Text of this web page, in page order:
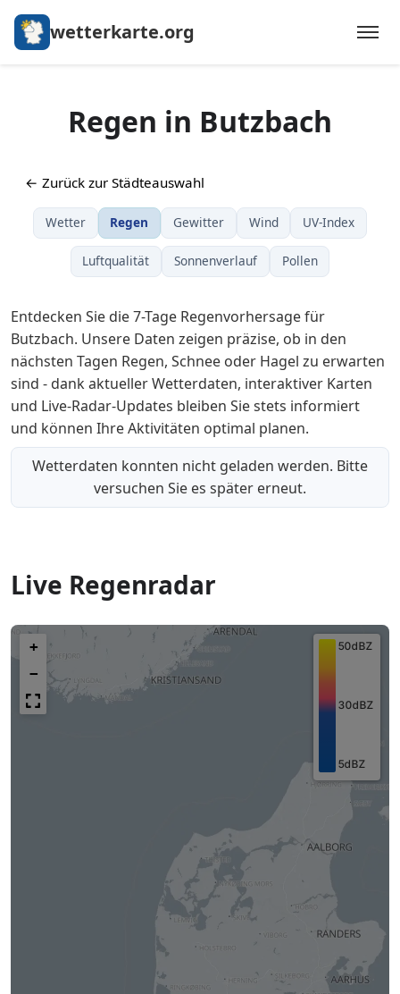
wetterkarte.org
Regen in Butzbach
← Zurück zur Städteauswahl
Wetter Regen Gewitter Wind UV-Index
Luftqualität Sonnenverlauf Pollen
Entdecken Sie die 7-Tage Regenvorhersage für
Butzbach. Unsere Daten zeigen präzise, ob in den
nächsten Tagen Regen, Schnee oder Hagel zu erwarten
sind - dank aktueller Wetterdaten, interaktiver Karten
und Live-Radar-Updates bleiben Sie stets informiert
und können Ihre Aktivitäten optimal planen.
Wetterdaten konnten nicht geladen werden. Bitte
versuchen Sie es später erneut.
Live Regenradar
+
−